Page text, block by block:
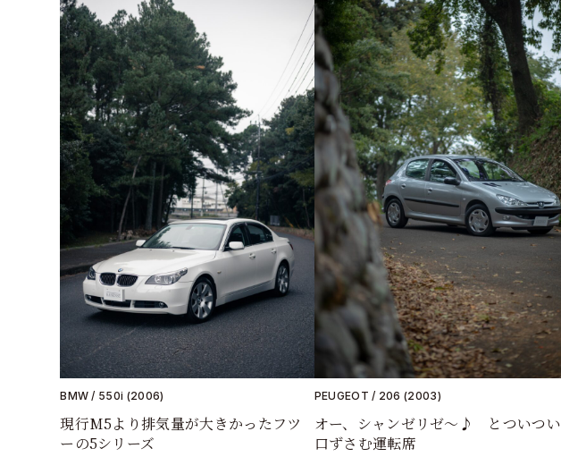
BMW / 550i (2006)
現行M5より排気量が大きかったフツ
ーの5シリーズ
PEUGEOT / 206 (2003)
オー、シャンゼリゼ～♪ とついつい
口ずさむ運転席